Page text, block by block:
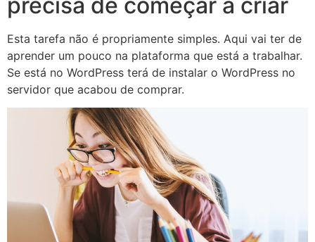
Esta tarefa não é propriamente simples. Aqui vai ter de
aprender um pouco na plataforma que está a trabalhar.
Se está no WordPress terá de instalar o WordPress no
servidor que acabou de comprar.